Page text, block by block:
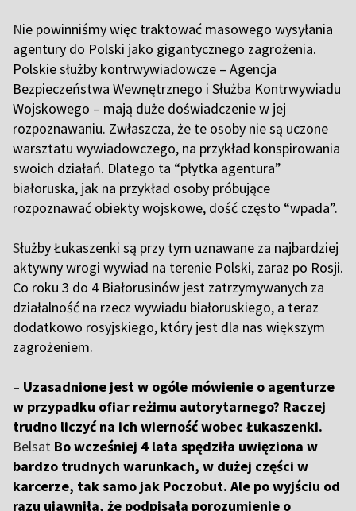
Nie powinniśmy więc traktować masowego wysyłania
agentury do Polski jako gigantycznego zagrożenia.
Polskie służby kontrwywiadowcze – Agencja
Bezpieczeństwa Wewnętrznego i Służba Kontrwywiadu
Wojskowego – mają duże doświadczenie w jej
rozpoznawaniu. Zwłaszcza, że te osoby nie są uczone
warsztatu wywiadowczego, na przykład konspirowania
swoich działań. Dlatego ta “płytka agentura”
białoruska, jak na przykład osoby próbujące
rozpoznawać obiekty wojskowe, dość często “wpada”.
Służby Łukaszenki są przy tym uznawane za najbardziej
aktywny wrogi wywiad na terenie Polski, zaraz po Rosji.
Co roku 3 do 4 Białorusinów jest zatrzymywanych za
działalność na rzecz wywiadu białoruskiego, a teraz
dodatkowo rosyjskiego, który jest dla nas większym
zagrożeniem.
– Uzasadnione jest w ogóle mówienie o agenturze
w przypadku ofiar reżimu autorytarnego? Raczej
trudno liczyć na ich wierność wobec Łukaszenki.
Belsat Bo wcześniej 4 lata spędziła uwięziona w
bardzo trudnych warunkach, w dużej części w
karcerze, tak samo jak Poczobut. Ale po wyjściu od
razu ujawniła, że podpisała porozumienie o